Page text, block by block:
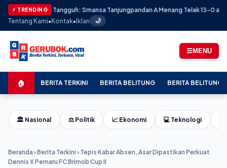
⚡ TRENDING
Tangguh: Smansa Tanjungpandan A Menang Telak 13-0 atas Skaduta
Tentang Kami•Kontak•Iklan 🌙
☰MENU
🏠 BERITA TERKINI BERITA BELITUNG BERITA BELITUNG
🏛️ Nasional ⚖️ Politik 📈 Ekonomi 💻 Teknologi
Beranda ›Berita Terkini › Tepis Kabar Absen, Asar Dipastikan Perkuat
Dennis X Pemaru FC Brimob Cup II